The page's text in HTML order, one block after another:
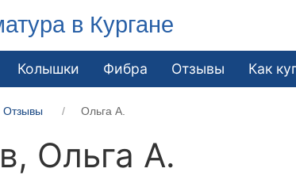
в Кургане
Колышки Фибра Отзывы Как
Отзывы Ольга А.
Ольга А.